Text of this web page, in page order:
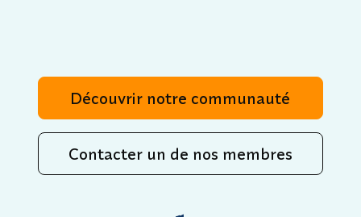
Découvrir notre communauté
Contacter un de nos membres